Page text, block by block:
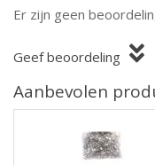
Er zijn geen
Geef beoordeling
Aanbevolen